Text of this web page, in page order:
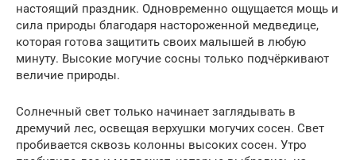
настоящий праздник. Одновременно ощущается мощь и
сила природы благодаря настороженной медведице,
которая готова защитить своих малышей в любую
минуту. Высокие могучие сосны только подчёркивают
величие природы.
Солнечный свет только начинает заглядывать в
дремучий лес, освещая верхушки могучих сосен. Свет
пробивается сквозь колонны высоких сосен. Утро